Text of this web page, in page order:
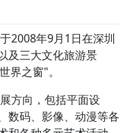
2008年9月1日在深圳
及三大文化旅游景
界之窗"。
方向，包括平面设
数码、影像、动漫等各